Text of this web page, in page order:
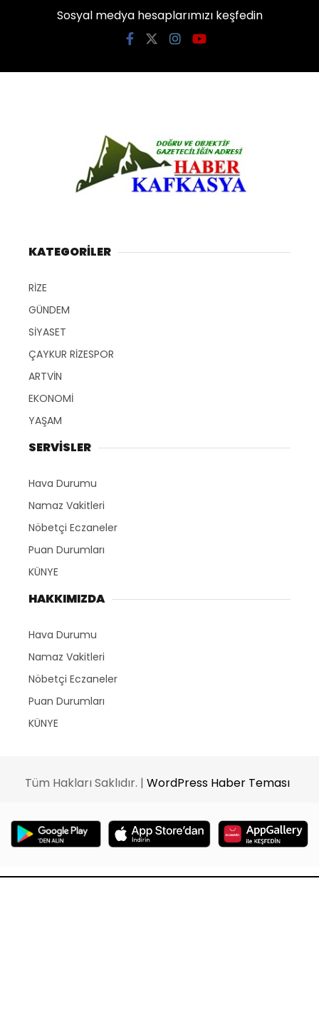
Sosyal medya hesaplarımızı keşfedin
KATEGORİLER
RİZE
GÜNDEM
SİYASET
ÇAYKUR RİZESPOR
ARTVİN
EKONOMİ
YAŞAM
SERVİSLER
Hava Durumu
Namaz Vakitleri
Nöbetçi Eczaneler
Puan Durumları
KÜNYE
HAKKIMIZDA
Hava Durumu
Namaz Vakitleri
Nöbetçi Eczaneler
Puan Durumları
KÜNYE
Tüm Hakları Saklıdır. | WordPress Haber Teması